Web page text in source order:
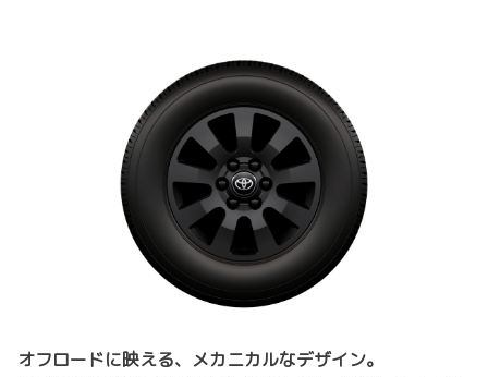
オフロードに映える、メカニカルなデザイン。